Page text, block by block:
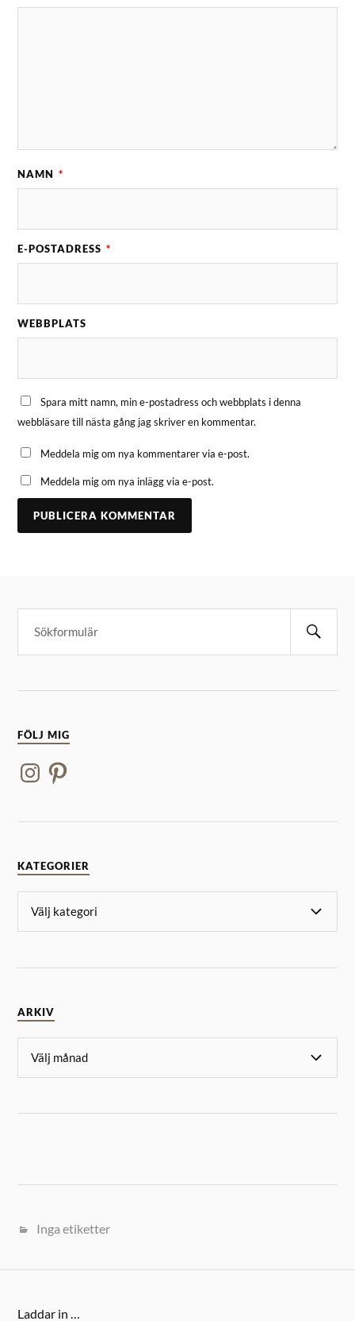
NAMN *
E-POSTADRESS *
WEBBPLATS
Spara mitt namn, min e-postadress och webbplats i denna
webbläsare till nästa gång jag skriver en kommentar.
Meddela mig om nya kommentarer via e-post.
Meddela mig om nya inlägg via e-post.
FÖLJ MIG
KATEGORIER
ARKIV
Inga etiketter
Laddar in …